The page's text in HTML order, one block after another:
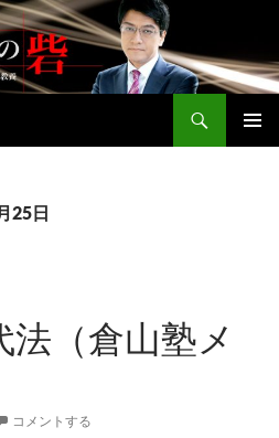
25日
（倉山塾メ
コメントする